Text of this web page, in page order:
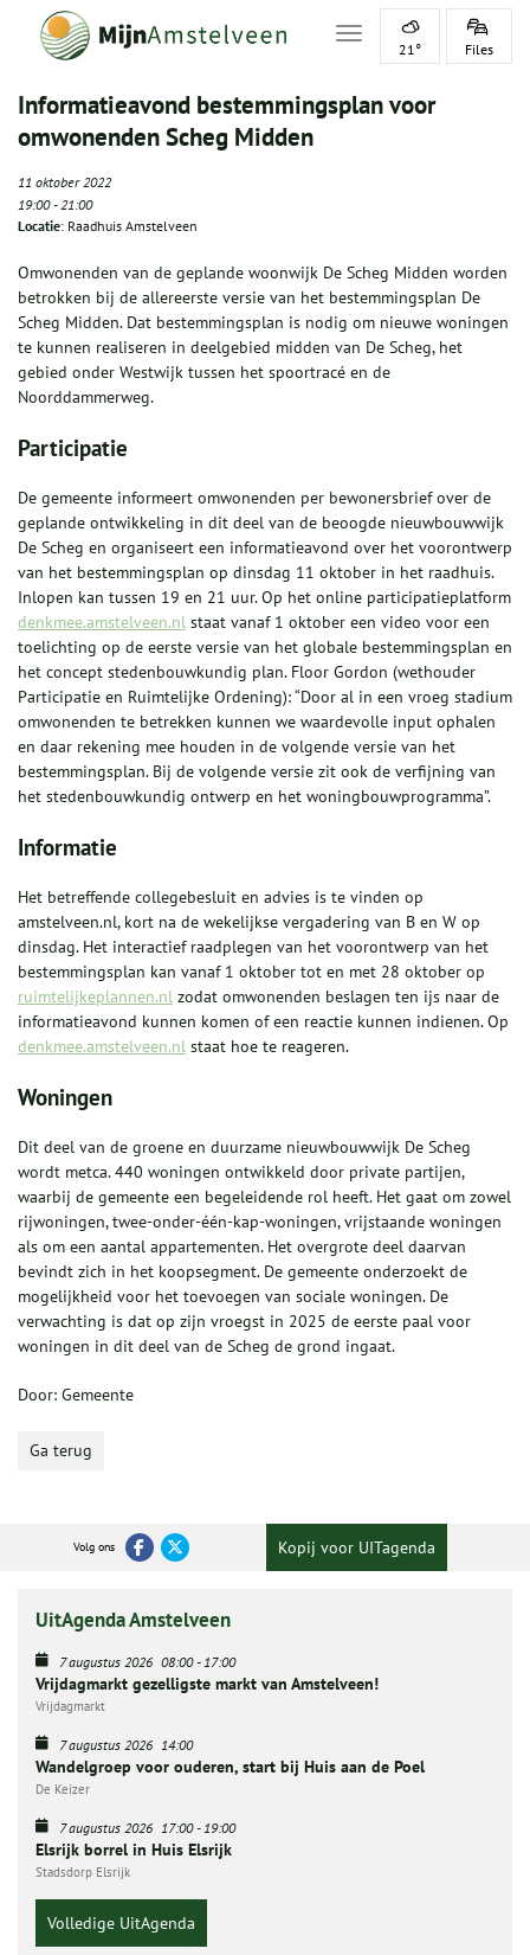
Toggle navigation
21° Files
Informatieavond bestemmingsplan voor
omwonenden Scheg Midden
11 oktober 2022
19:00-21:00
Locatie: Raadhuis Amstelveen
Omwonenden van de geplande woonwijk De Scheg Midden worden
betrokken bij de allereerste versie van het bestemmingsplan De
Scheg Midden. Dat bestemmingsplan is nodig om nieuwe woningen
te kunnen realiseren in deelgebied midden van De Scheg, het
gebied onder Westwijk tussen het spoortracé en de
Noorddammerweg.
Participatie
De gemeente informeert omwonenden per bewonersbrief over de
geplande ontwikkeling in dit deel van de beoogde nieuwbouwwijk
De Scheg en organiseert een informatieavond over het voorontwerp
van het bestemmingsplan op dinsdag 11 oktober in het raadhuis.
Inlopen kan tussen 19 en 21 uur. Op het online participatieplatform
denkmee.amstelveen.nl staat vanaf 1 oktober een video voor een
toelichting op de eerste versie van het globale bestemmingsplan en
het concept stedenbouwkundig plan. Floor Gordon (wethouder
Participatie en Ruimtelijke Ordening): “Door al in een vroeg stadium
omwonenden te betrekken kunnen we waardevolle input ophalen
en daar rekening mee houden in de volgende versie van het
bestemmingsplan. Bij de volgende versie zit ook de verfijning van
het stedenbouwkundig ontwerp en het woningbouwprogramma”.
Informatie
Het betreffende collegebesluit en advies is te vinden op
amstelveen.nl, kort na de wekelijkse vergadering van B en W op
dinsdag. Het interactief raadplegen van het voorontwerp van het
bestemmingsplan kan vanaf 1 oktober tot en met 28 oktober op
ruimtelijkeplannen.nl zodat omwonenden beslagen ten ijs naar de
informatieavond kunnen komen of een reactie kunnen indienen. Op
denkmee.amstelveen.nl staat hoe te reageren.
Woningen
Dit deel van de groene en duurzame nieuwbouwwijk De Scheg
wordt metca. 440 woningen ontwikkeld door private partijen,
waarbij de gemeente een begeleidende rol heeft. Het gaat om zowel
rijwoningen, twee-onder-één-kap-woningen, vrijstaande woningen
als om een aantal appartementen. Het overgrote deel daarvan
bevindt zich in het koopsegment. De gemeente onderzoekt de
mogelijkheid voor het toevoegen van sociale woningen. De
verwachting is dat op zijn vroegst in 2025 de eerste paal voor
woningen in dit deel van de Scheg de grond ingaat.
Door: Gemeente
Ga terug
Volg ons Kopij voor UITagenda
UitAgenda Amstelveen
7 augustus 2026 08:00-17:00
Vrijdagmarkt gezelligste markt van Amstelveen!
Vrijdagmarkt
7 augustus 2026 14:00
Wandelgroep voor ouderen, start bij Huis aan de Poel
De Keizer
7 augustus 2026 17:00-19:00
Elsrijk borrel in Huis Elsrijk
Stadsdorp Elsrijk
Volledige UitAgenda